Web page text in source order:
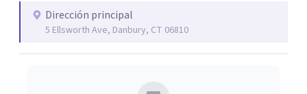
Dirección principal
5 Ellsworth Ave, Danbury, CT 06810